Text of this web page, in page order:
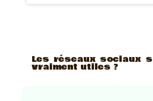
Les réseaux sociaux
vraiment utiles ?